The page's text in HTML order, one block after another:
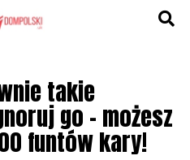
takie
go – możesz
funtów kary!